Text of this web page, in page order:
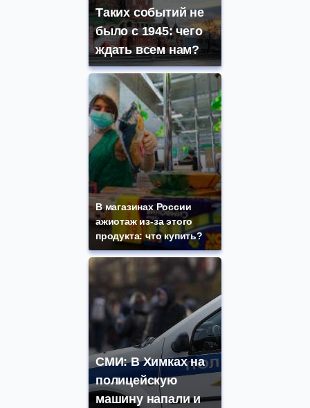
Таких событий не
было с 1945: чего
ждать всем нам?
В магазинах России
ажиотаж из-за этого
продукта: что купить?
СМИ: В Химках на
полицейскую
машину напали и